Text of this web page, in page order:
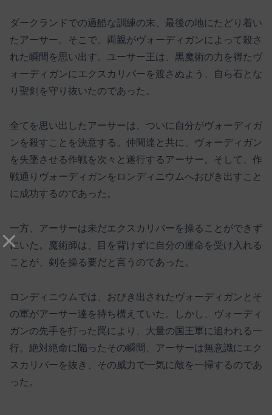
ダークランドでの過酷な訓練の末、最後の地にたどり着い
たアーサー。そこで、両親がヴォーディガンによって殺さ
れた瞬間を思い出す。ユーサー王は、黒魔術の力を得たヴ
ォーディガンにエクスカリバーを渡さぬよう、自ら石とな
り聖剣を守り抜いたのであった。
全てを思い出したアーサーは、ついに自分がヴォーディガ
ンを殺すことを決意する。仲間達と共に、ヴォーディガン
を失墜させる作戦を次々と遂行するアーサー。そして、作
戦通りヴォーディガンをロンディニウムへおびき出すこと
に成功するのであった。
一方、アーサーは未だエクスカリバーを操ることができず
にいた。魔術師は、目を背けずに自分の運命を受け入れる
ことが、剣を操る要だと言うのであった。
ロンディニウムでは、おびき出されたヴォーディガンとそ
の軍がアーサー達を待ち構えていた。しかし、ヴォーディ
ガンの先手を打った罠により、大量の国王軍に追われる一
行。絶対絶命に陥ったその瞬間、アーサーは無意識にエク
スカリバーを抜き、その威力で一気に敵を一掃するのであ
った。